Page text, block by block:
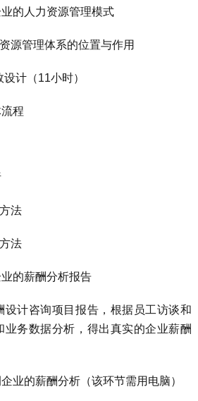
人力资源管理模式
管理体系的位置与作用
计（11小时）
程
法
法
的薪酬分析报告
计咨询项目报告，根据员工访谈和
业务数据分析，得出真实的企业薪酬
的薪酬分析（该环节需用电脑）